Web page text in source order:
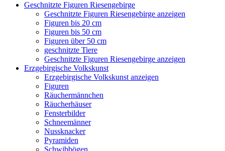
Geschnitzte Figuren Riesengebirge
Geschnitzte Figuren Riesengebirge anzeigen
Figuren bis 20 cm
Figuren bis 50 cm
Figuren über 50 cm
geschnitzte Tiere
Geschnitzte Figuren Riesengebirge anzeigen
Erzgebirgische Volkskunst
Erzgebirgische Volkskunst anzeigen
Figuren
Räuchermännchen
Räucherhäuser
Fensterbilder
Schneemänner
Nussknacker
Pyramiden
Schwibbögen